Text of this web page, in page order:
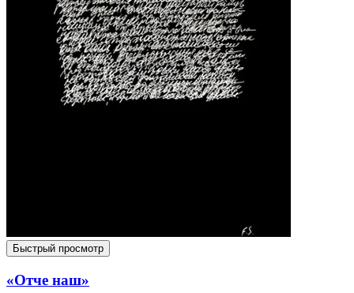
Быстрый просмотр
«Отче наш»